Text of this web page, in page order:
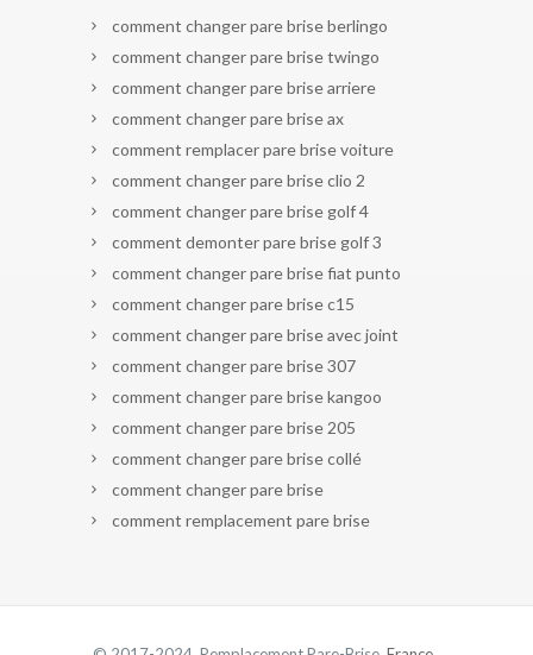
comment changer pare brise berlingo
comment changer pare brise twingo
comment changer pare brise arriere
comment changer pare brise ax
comment remplacer pare brise voiture
comment changer pare brise clio 2
comment changer pare brise golf 4
comment demonter pare brise golf 3
comment changer pare brise fiat punto
comment changer pare brise c15
comment changer pare brise avec joint
comment changer pare brise 307
comment changer pare brise kangoo
comment changer pare brise 205
comment changer pare brise collé
comment changer pare brise
comment remplacement pare brise